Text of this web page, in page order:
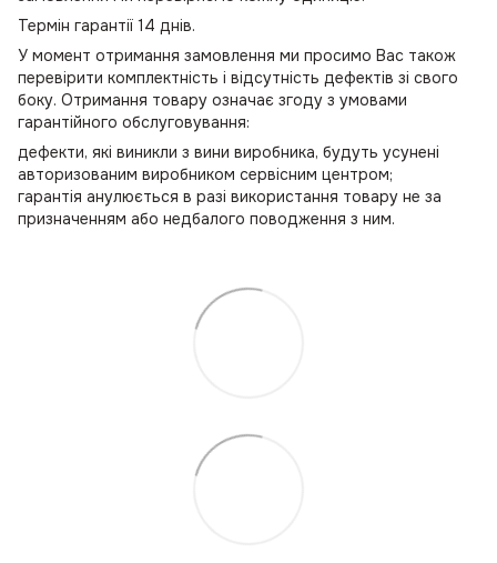
Термін гарантії 14 днів.
У момент отримання замовлення ми просимо Вас також
перевірити комплектність і відсутність дефектів зі свого
боку. Отримання товару означає згоду з умовами
гарантійного обслуговування:
дефекти, які виникли з вини виробника, будуть усунені
авторизованим виробником сервісним центром;
гарантія анулюється в разі використання товару не за
призначенням або недбалого поводження з ним.